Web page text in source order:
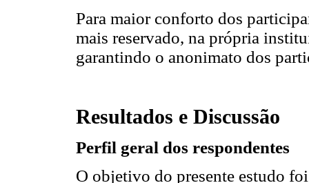
Para maior conforto dos
mais reservado, na própria
garantindo o anonimato dos
Resultados e Discussão
Perfil geral dos respondentes
O objetivo do presente estudo